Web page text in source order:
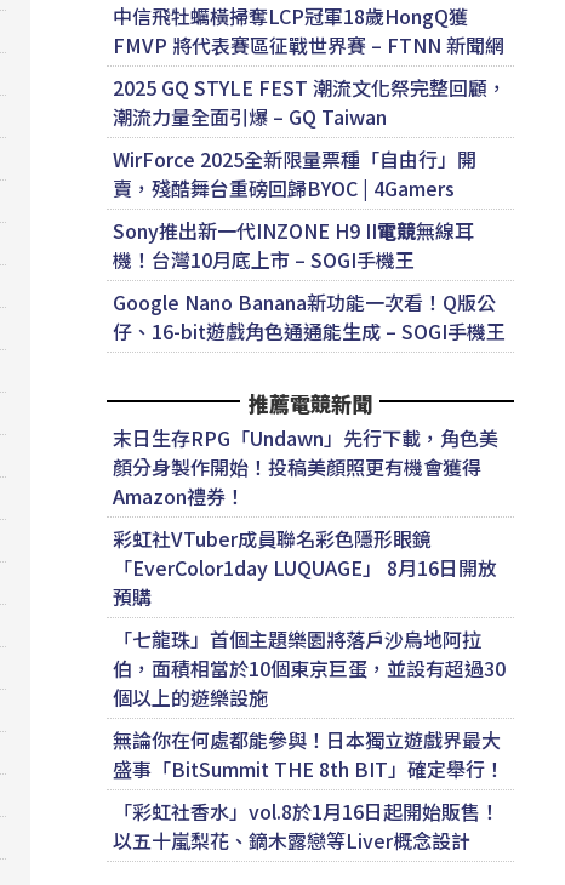
中信飛牡蠣橫掃奪LCP冠軍18歲HongQ獲
FMVP 將代表賽區征戰世界賽 – FTNN 新聞網
2025 GQ STYLE FEST 潮流文化祭完整回顧，
潮流力量全面引爆 – GQ Taiwan
WirForce 2025全新限量票種「自由行」開
賣，殘酷舞台重磅回歸BYOC | 4Gamers
Sony推出新一代INZONE H9 II電競無線耳
機！台灣10月底上市 – SOGI手機王
Google Nano Banana新功能一次看！Q版公
仔、16-bit遊戲角色通通能生成 – SOGI手機王
推薦電競新聞
末日生存RPG「Undawn」先行下載，角色美
顏分身製作開始！投稿美顏照更有機會獲得
Amazon禮券！
彩虹社VTuber成員聯名彩色隱形眼鏡
「EverColor1day LUQUAGE」 8月16日開放
預購
「七龍珠」首個主題樂園將落戶沙烏地阿拉
伯，面積相當於10個東京巨蛋，並設有超過30
個以上的遊樂設施
無論你在何處都能參與！日本獨立遊戲界最大
盛事「BitSummit THE 8th BIT」確定舉行！
「彩虹社香水」vol.8於1月16日起開始販售！
以五十嵐梨花、鏑木露戀等Liver概念設計